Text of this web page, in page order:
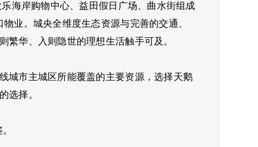
海岸购物中心、益田假日广场、曲水街组成
业。城央全维度生态资源与完善的交通、
繁华、入则隐世的理想生活触手可及。
城市主城区所能覆盖的主要资源，选择天鹅
选择。